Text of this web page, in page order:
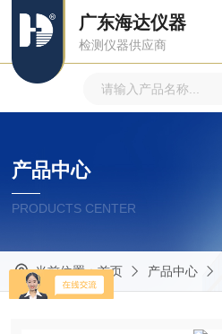
广东海达仪器
检测仪器供应商
产品中心
PRODUCTS CENTER
当前位置：首页 产品中心